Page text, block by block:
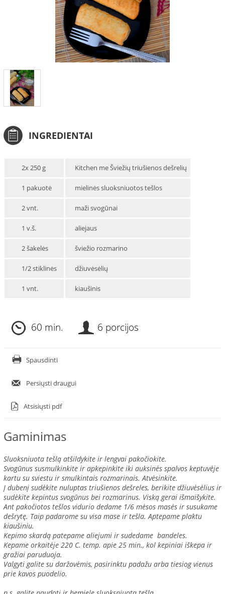
INGREDIENTAI
2x 250 g Kitchen me Šviežių triušienos dešrelių
1 pakuotė mielinės sluoksniuotos tešlos
2 vnt. maži svogūnai
1 v.š. aliejaus
2 šakelės šviežio rozmarino
1/2 stiklinės džiuvėsėlių
1 vnt. kiaušinis
60 min. 6 porcijos
Spausdinti
Persiųsti draugui
Atsisiųsti pdf
Gaminimas
Sluoksniuota tešlą atšildykite ir lengvai pakočiokite.
Svogūnus susmulkinkite ir apkepinkite iki auksinės spalvos keptuvėje
kartu su sviestu ir smulkintais rozmarinais. Atvėsinkite.
Į dubenį sudėkite nuluptas triušienos dešreles, berikite džiuvėsėlius ir
sudėkite kepintus svogūnus bei rozmarinus. Viską gerai išmaišykite.
Ant pakočiotos tešlos vidurio dedame 1/6 mėsos masės ir susukame
dešrytę. Taip padarome su visa mase ir tešla. Aptepame plaktu
kiaušiniu.
Kepimo skardą patepame aliejumi ir sudedame bandeles.
Kepame orkaitėje 220 C. temp. apie 25 min., kol kepiniai iškepa ir
gražiai paruduoja.
Valgyti galite su daržovėmis, pasirinktu padažu arba tiesiog vienus
prie kavos puodelio.